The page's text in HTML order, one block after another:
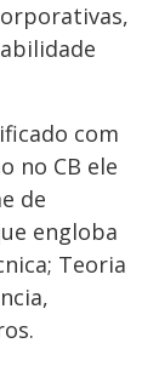
com
no CB ele
de
engloba
Teoria